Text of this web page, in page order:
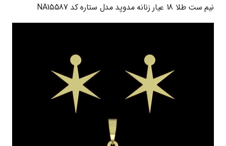
نیم ست طلا 18 عیار زنانه مدوپد مدل ستاره کد NA15587